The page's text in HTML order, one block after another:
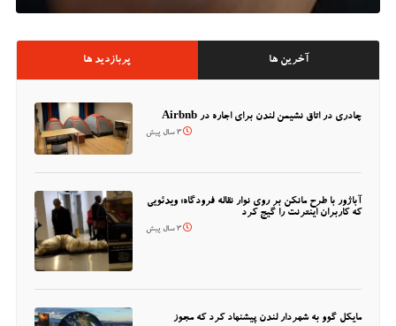
پربازدید ها آخرین ها
چادری در اتاق نشیمن لندن برای اجاره در Airbnb
3 سال پیش
آباژور با طرح مانکن بر روی نوار نقاله فرودگاه؛ ویدئویی
که کاربران اینترنت را گیج کرد
3 سال پیش
مایکل گوو به شهردار لندن پیشنهاد کرد که مجوز